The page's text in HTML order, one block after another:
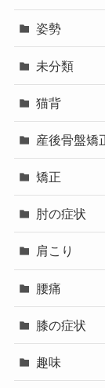
姿勢
未分類
猫背
産後骨盤矯
矯正
肘の症状
肩こり
腰痛
膝の症状
趣味